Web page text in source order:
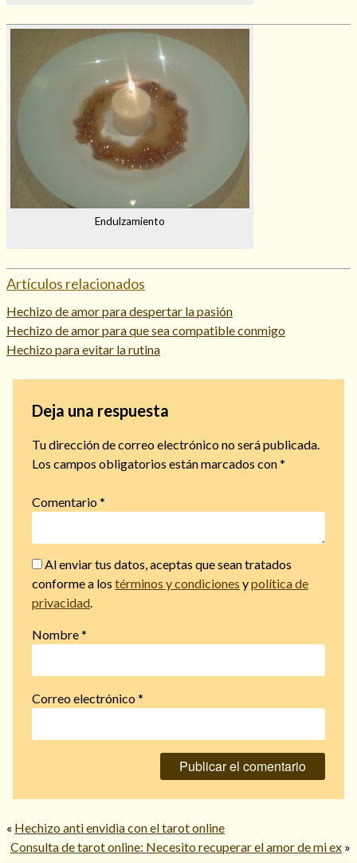
Endulzamiento
Artículos relacionados
Hechizo de amor para despertar la pasión
Hechizo de amor para que sea compatible conmigo
Hechizo para evitar la rutina
Deja una respuesta
Tu dirección de correo electrónico no será publicada.
Los campos obligatorios están marcados con*
Comentario*
Al enviar tus datos, aceptas que sean tratados
conforme a los términos y condiciones ypolítica de
privacidad
Nombre*
Correo electrónico*
« Hechizo anti envidia con el tarot online
Consulta de tarot online: Necesito recuperar el amor de mi ex »